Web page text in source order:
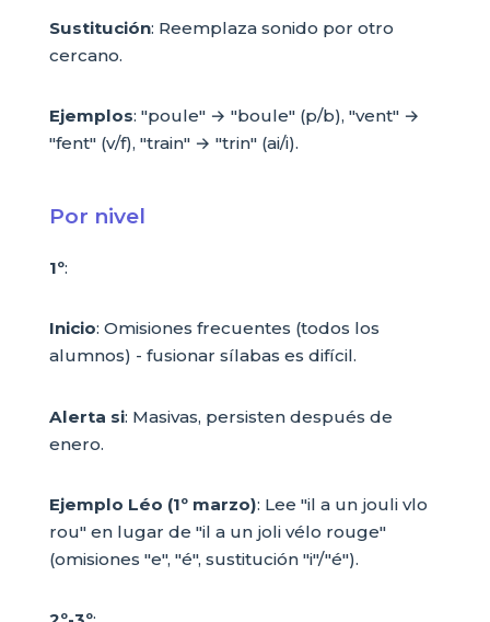
Sustitución: Reemplaza sonido por otro
cercano.
Ejemplos: "poule" → "boule" (p/b), "vent" →
"fent" (v/f), "train" → "trin" (ai/i).
Por nivel
1º:
Inicio: Omisiones frecuentes (todos los
alumnos) - fusionar sílabas es difícil.
Alerta si: Masivas, persisten después de
enero.
Ejemplo Léo (1º marzo): Lee "il a un jouli vlo
rou" en lugar de "il a un joli vélo rouge"
(omisiones "e", "é", sustitución "i"/"é").